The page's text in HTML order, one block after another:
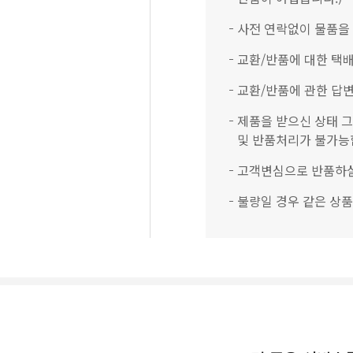
사전 연락없이 물품
교환/반품에 대한 택
교환/반품에 관한 답
제품을 받으신 상태
및 반품처리가 불가
고객변심으로 반품하
불량일 경우 같은 상